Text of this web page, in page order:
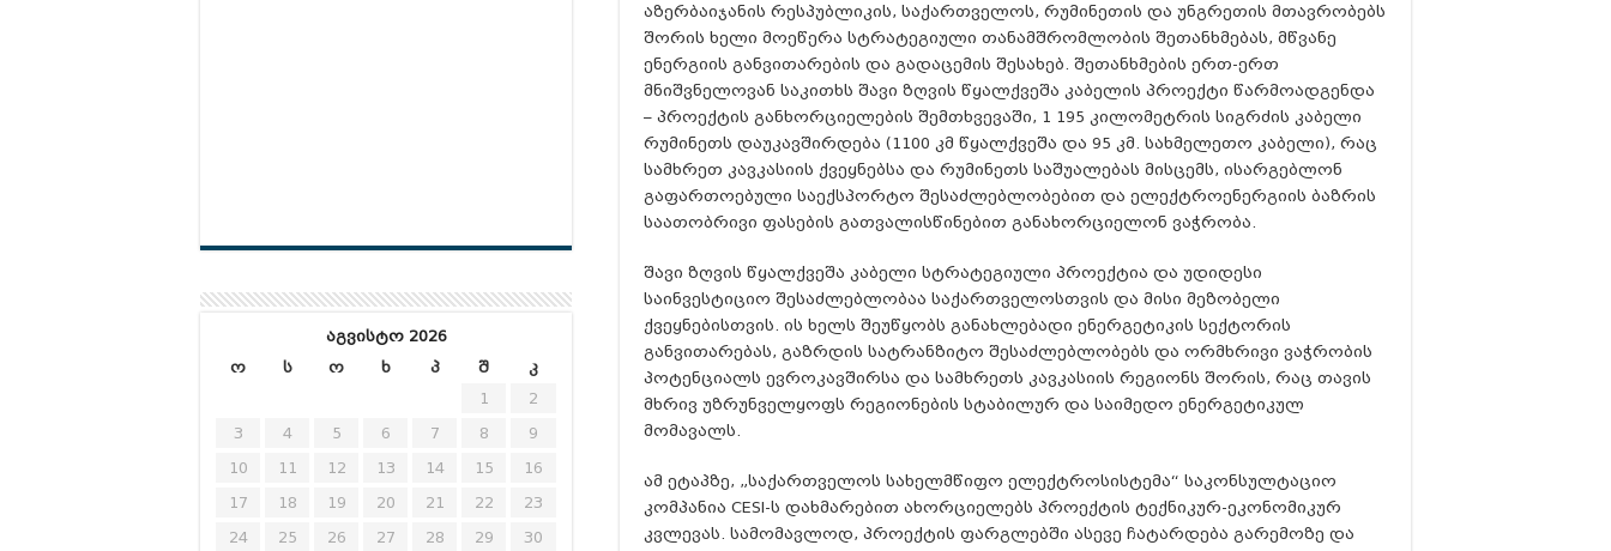
აზერბაიჯანის რესპუბლიკის, საქართველოს, რუმინეთის და უნგრეთის მთავრობებს
შორის ხელი მოეწერა სტრატეგიული თანამშრომლობის შეთანხმებას, მწვანე
ენერგიის განვითარების და გადაცემის შესახებ. შეთანხმების ერთ-ერთ
მნიშვნელოვან საკითხს შავი ზღვის წყალქვეშა კაბელის პროექტი წარმოადგენდა
– პროექტის განხორციელების შემთხვევაში, 1 195 კილომეტრის სიგრძის კაბელი
რუმინეთს დაუკავშირდება (1100 კმ წყალქვეშა და 95 კმ. სახმელეთო კაბელი), რაც
სამხრეთ კავკასიის ქვეყნებსა და რუმინეთს საშუალებას მისცემს, ისარგებლონ
გაფართოებული საექსპორტო შესაძლებლობებით და ელექტროენერგიის ბაზრის
საათობრივი ფასების გათვალისწინებით განახორციელონ ვაჭრობა.
შავი ზღვის წყალქვეშა კაბელი სტრატეგიული პროექტია და უდიდესი
საინვესტიციო შესაძლებლობაა საქართველოსთვის და მისი მეზობელი
ქვეყნებისთვის. ის ხელს შეუწყობს განახლებადი ენერგეტიკის სექტორის
განვითარებას, გაზრდის სატრანზიტო შესაძლებლობებს და ორმხრივი ვაჭრობის
პოტენციალს ევროკავშირსა და სამხრეთს კავკასიის რეგიონს შორის, რაც თავის
მხრივ უზრუნველყოფს რეგიონების სტაბილურ და საიმედო ენერგეტიკულ
მომავალს.
ამ ეტაპზე, „საქართველოს სახელმწიფო ელექტროსისტემა“ საკონსულტაციო
კომპანია CESI-ს დახმარებით ახორციელებს პროექტის ტექნიკურ-ეკონომიკურ
კვლევას. სამომავლოდ, პროექტის ფარგლებში ასევე ჩატარდება გარემოზე და
აგვისტო 2026
ო
ს ო ხ პ შ
კ
1
2
3
4 5 6 7 8
9
10
11 12 13 14 15
16
17
18 19 20 21 22
23
24
25 26 27 28 29
30